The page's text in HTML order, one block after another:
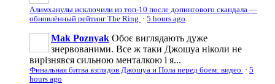
Алимханулы исключили из топ-10 после допингового скандала —
обновлённый рейтинг The Ring · 5 hours ago
Mak Poznyak Обоє виглядають дуже
знервованими. Все ж таки Джошуа ніколи не
вирізнявся сильною менталкою і я...
Финальная битва взглядов Джошуа и Пола перед боем: видео · 5
hours ago